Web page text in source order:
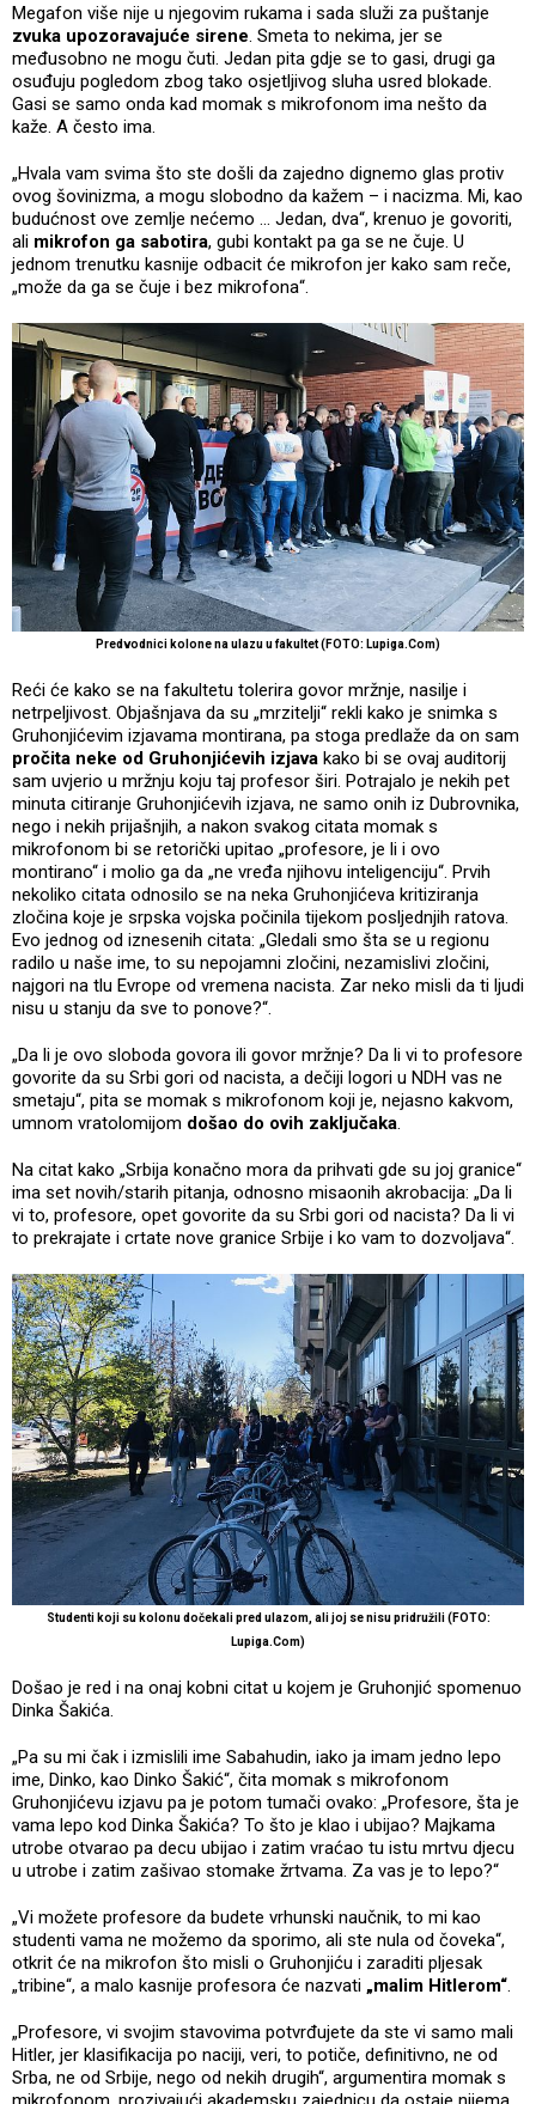
Megafon više nije u njegovim rukama i sada služi za puštanje
zvuka upozoravajuće sirene. Smeta to nekima, jer se
međusobno ne mogu čuti. Jedan pita gdje se to gasi, drugi ga
osuđuju pogledom zbog tako osjetljivog sluha usred blokade.
Gasi se samo onda kad momak s mikrofonom ima nešto da
kaže. A često ima.
„Hvala vam svima što ste došli da zajedno dignemo glas protiv
ovog šovinizma, a mogu slobodno da kažem – i nacizma. Mi, kao
budućnost ove zemlje nećemo ... Jedan, dva“, krenuo je govoriti,
ali mikrofon ga sabotira, gubi kontakt pa ga se ne čuje. U
jednom trenutku kasnije odbacit će mikrofon jer kako sam reče,
„može da ga se čuje i bez mikrofona“.
Predvodnici kolone na ulazu u fakultet (FOTO: Lupiga.Com)
Reći će kako se na fakultetu tolerira govor mržnje, nasilje i
netrpeljivost. Objašnjava da su „mrzitelji“ rekli kako je snimka s
Gruhonjićevim izjavama montirana, pa stoga predlaže da on sam
pročita neke od Gruhonjićevih izjava kako bi se ovaj auditorij
sam uvjerio u mržnju koju taj profesor širi. Potrajalo je nekih pet
minuta citiranje Gruhonjićevih izjava, ne samo onih iz Dubrovnika,
nego i nekih prijašnjih, a nakon svakog citata momak s
mikrofonom bi se retorički upitao „profesore, je li i ovo
montirano“ i molio ga da „ne vređa njihovu inteligenciju“. Prvih
nekoliko citata odnosilo se na neka Gruhonjićeva kritiziranja
zločina koje je srpska vojska počinila tijekom posljednjih ratova.
Evo jednog od iznesenih citata: „Gledali smo šta se u regionu
radilo u naše ime, to su nepojamni zločini, nezamislivi zločini,
najgori na tlu Evrope od vremena nacista. Zar neko misli da ti ljudi
nisu u stanju da sve to ponove?“.
„Da li je ovo sloboda govora ili govor mržnje? Da li vi to profesore
govorite da su Srbi gori od nacista, a dečiji logori u NDH vas ne
smetaju“, pita se momak s mikrofonom koji je, nejasno kakvom,
umnom vratolomijom došao do ovih zaključaka.
Na citat kako „Srbija konačno mora da prihvati gde su joj granice“
ima set novih/starih pitanja, odnosno misaonih akrobacija: „Da li
vi to, profesore, opet govorite da su Srbi gori od nacista? Da li vi
to prekrajate i crtate nove granice Srbije i ko vam to dozvoljava“.
Studenti koji su kolonu dočekali pred ulazom, ali joj se nisu pridružili (FOTO:
Lupiga.Com)
Došao je red i na onaj kobni citat u kojem je Gruhonjić spomenuo
Dinka Šakića.
„Pa su mi čak i izmislili ime Sabahudin, iako ja imam jedno lepo
ime, Dinko, kao Dinko Šakić“, čita momak s mikrofonom
Gruhonjićevu izjavu pa je potom tumači ovako: „Profesore, šta je
vama lepo kod Dinka Šakića? To što je klao i ubijao? Majkama
utrobe otvarao pa decu ubijao i zatim vraćao tu istu mrtvu djecu
u utrobe i zatim zašivao stomake žrtvama. Za vas je to lepo?“
„Vi možete profesore da budete vrhunski naučnik, to mi kao
studenti vama ne možemo da sporimo, ali ste nula od čoveka“,
otkrit će na mikrofon što misli o Gruhonjiću i zaraditi pljesak
„tribine“, a malo kasnije profesora će nazvati „malim Hitlerom“.
„Profesore, vi svojim stavovima potvrđujete da ste vi samo mali
Hitler, jer klasifikacija po naciji, veri, to potiče, definitivno, ne od
Srba, ne od Srbije, nego od nekih drugih“, argumentira momak s